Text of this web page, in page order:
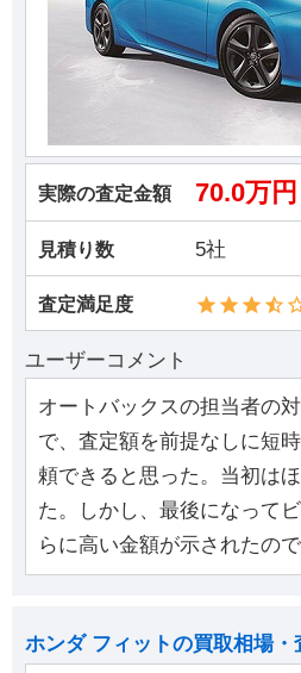
実際の査定金額 70.0万円
見積り数 5社
査定満足度
ユーザーコメント
オートバックスの担当者の
で、査定額を前提なしに短
頼できると思った。当初は
た。しかし、最後になって
らに高い金額が示されたので
ホンダ フィットの買取相場・